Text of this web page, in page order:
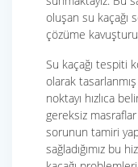
oluşan su kaçağı
çözüme
Su kaçağı tespiti
olarak
noktayı hızlıca
gereksiz
sorunun tamiri
sağladığımız bu